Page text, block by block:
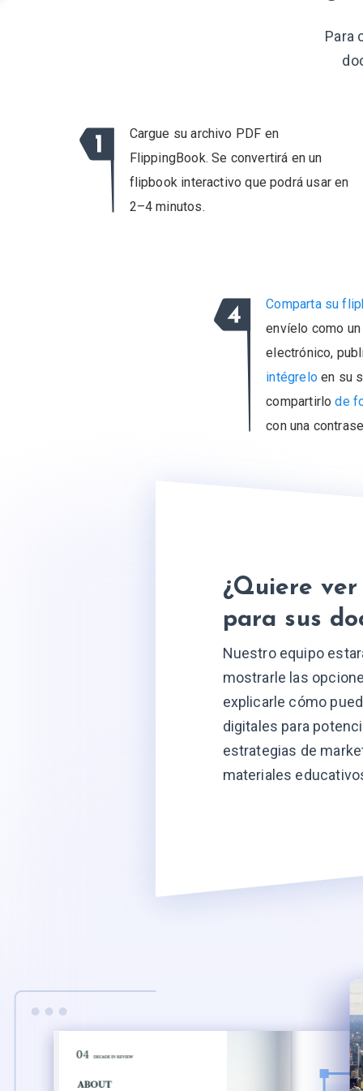
Para
Cargue su archivo PDF en
FlippingBook. Se convertirá en un
flipbook interactivo que podrá usar en
2–4 minutos.
Comparta su
envíelo como
electrónico,
intégreloen su
compartirlode
con una
¿Quiere
para sus
Nuestro equipo
mostrarle las
explicarle cómo
digitales para
estrategias de
materiales